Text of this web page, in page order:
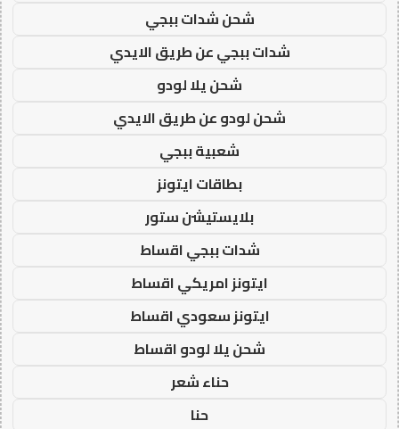
شحن شدات ببجي
شدات ببجي عن طريق الايدي
شحن يلا لودو
شحن لودو عن طريق الايدي
شعبية ببجي
بطاقات ايتونز
بلايستيشن ستور
شدات ببجي اقساط
ايتونز امريكي اقساط
ايتونز سعودي اقساط
شحن يلا لودو اقساط
حناء شعر
حنا